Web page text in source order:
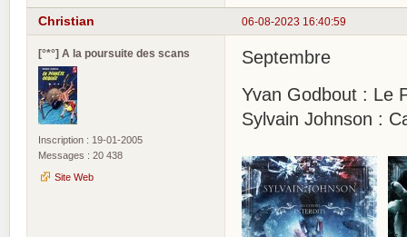
06-08-2023 16:40:59
Christian
[°*°] A la poursuite des scans
Inscription : 19-01-2005
Messages : 20 438
Site Web
Septembre
Yvan Godbout : Le
Sylvain Johnson :